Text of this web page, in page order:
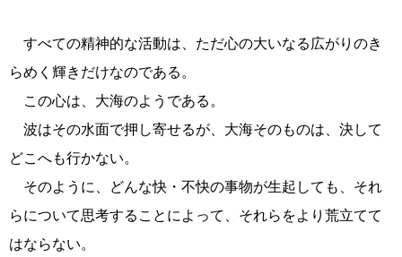
すべての精神的な活動は、ただ心の大いなる広がりのき
らめく輝きだけなのである。
この心は、大海のようである。
波はその水面で押し寄せるが、大海そのものは、決して
どこへも行かない。
そのように、どんな快・不快の事物が生起しても、それ
らについて思考することによって、それらをより荒立てて
はならない。